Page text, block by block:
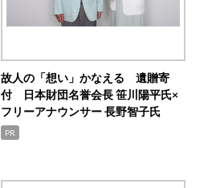
故人の「想い」かなえる 遺贈寄
付 日本財団名誉会長 笹川陽平氏×
フリーアナウンサー 長野智子氏
PR